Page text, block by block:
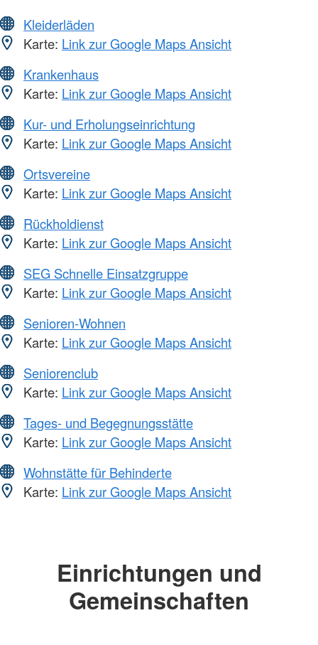
Kleiderläden
Karte: Link zur Google Maps Ansicht
Krankenhaus
Karte: Link zur Google Maps Ansicht
Kur- und Erholungseinrichtung
Karte: Link zur Google Maps Ansicht
Ortsvereine
Karte: Link zur Google Maps Ansicht
Rückholdienst
Karte: Link zur Google Maps Ansicht
SEG Schnelle Einsatzgruppe
Karte: Link zur Google Maps Ansicht
Senioren-Wohnen
Karte: Link zur Google Maps Ansicht
Seniorenclub
Karte: Link zur Google Maps Ansicht
Tages- und Begegnungsstätte
Karte: Link zur Google Maps Ansicht
Wohnstätte für Behinderte
Karte: Link zur Google Maps Ansicht
Einrichtungen und
Gemeinschaften